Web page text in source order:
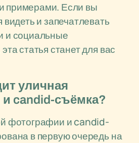
примерами. Если вы
видеть и запечатлевать
и социальные
статья станет для вас
уличная
candid-съёмка?
фотографии и candid-
в первую очередь на